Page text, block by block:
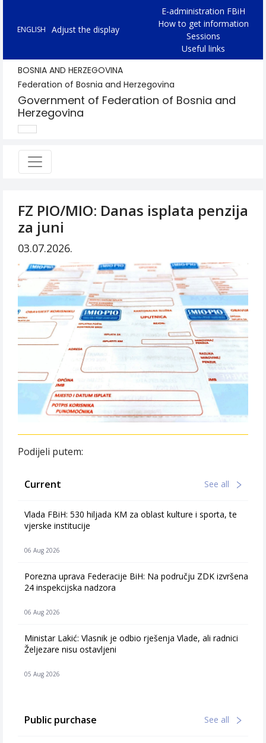
ENGLISH Adjust the display
E-administration FBiH
How to get information
Sessions
Useful links
BOSNIA AND HERZEGOVINA
Federation of Bosnia and Herzegovina
Government of Federation of Bosnia and
Herzegovina
FZ PIO/MIO: Danas isplata penzija
za juni
03.07.2026.
Podijeli putem:
Current See all
Vlada FBiH: 530 hiljada KM za oblast kulture i sporta, te
vjerske institucije
06 Aug 2026
Porezna uprava Federacije BiH: Na području ZDK izvršena
24 inspekcijska nadzora
06 Aug 2026
Ministar Lakić: Vlasnik je odbio rješenja Vlade, ali radnici
Željezare nisu ostavljeni
05 Aug 2026
Public purchase See all